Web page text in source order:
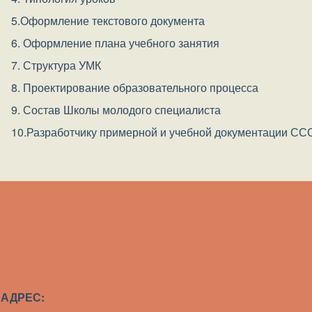
5.Оформление текстового документа
6. Оформление плана учебного занятия
7. Структура УМК
8. Проектирование образовательного процесса
9. Состав Школы молодого специалиста
10.Разработчику примерной и учебной документации
АДРЕС: